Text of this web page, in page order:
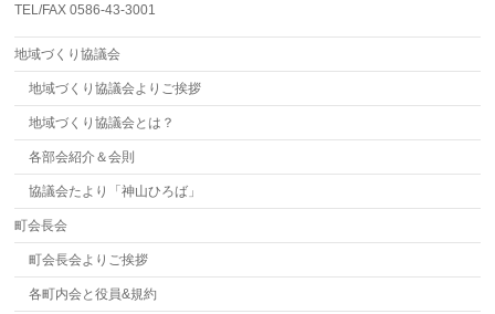
TEL/FAX 0586-43-3001
地域づくり協議会
地域づくり協議会よりご挨拶
地域づくり協議会とは？
各部会紹介＆会則
協議会たより「神山ひろば」
町会長会
町会長会よりご挨拶
各町内会と役員&規約